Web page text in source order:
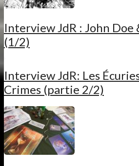
Interview JdR : John Doe
(1/2)
Interview JdR: Les
Crimes (partie 2/2)